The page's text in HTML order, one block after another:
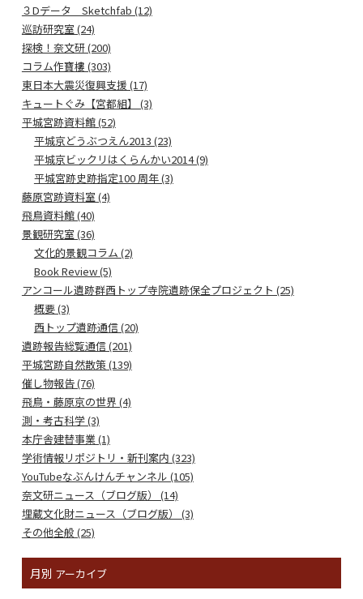
３Dデータ Sketchfab (12)
巡訪研究室 (24)
探検！奈文研 (200)
コラム作寶樓 (303)
東日本大震災復興支援 (17)
キュートぐみ【宮都組】 (3)
平城宮跡資料館 (52)
平城京どうぶつえん2013 (23)
平城京ビックリはくらんかい2014 (9)
平城宮跡史跡指定100 周年 (3)
藤原宮跡資料室 (4)
飛鳥資料館 (40)
景観研究室 (36)
文化的景観コラム (2)
Book Review (5)
アンコール遺跡群西トップ寺院遺跡保全プロジェクト (25)
概要 (3)
西トップ遺跡通信 (20)
遺跡報告総覧通信 (201)
平城宮跡自然散策 (139)
催し物報告 (76)
飛鳥・藤原京の世界 (4)
測・考古科学 (3)
本庁舎建替事業 (1)
学術情報リポジトリ・新刊案内 (323)
YouTubeなぶんけんチャンネル (105)
奈文研ニュース（ブログ版） (14)
埋蔵文化財ニュース（ブログ版） (3)
その他全般 (25)
月別 アーカイブ